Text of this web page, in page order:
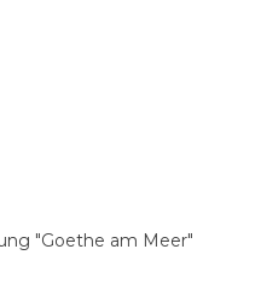
"Goethe am Meer"